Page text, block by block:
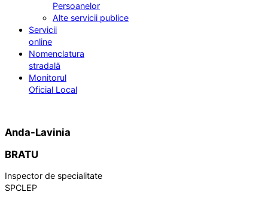
Persoanelor
Alte servicii publice
Servicii
online
Nomenclatura
stradală
Monitorul
Oficial Local
Anda-Lavinia
BRATU
Inspector de specialitate
SPCLEP